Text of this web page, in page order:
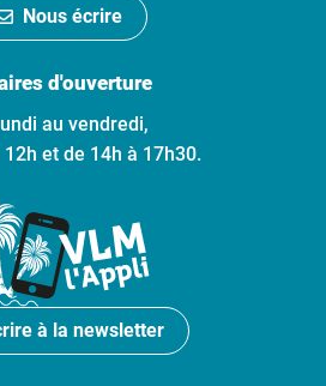
Nous écrire
d'ouverture
au vendredi,
et de 14h à 17h30.
à la newsletter